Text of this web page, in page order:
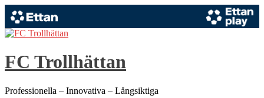
Hoppa
till
innehåll
FC Trollhättan
Professionella – Innovativa – Långsiktiga